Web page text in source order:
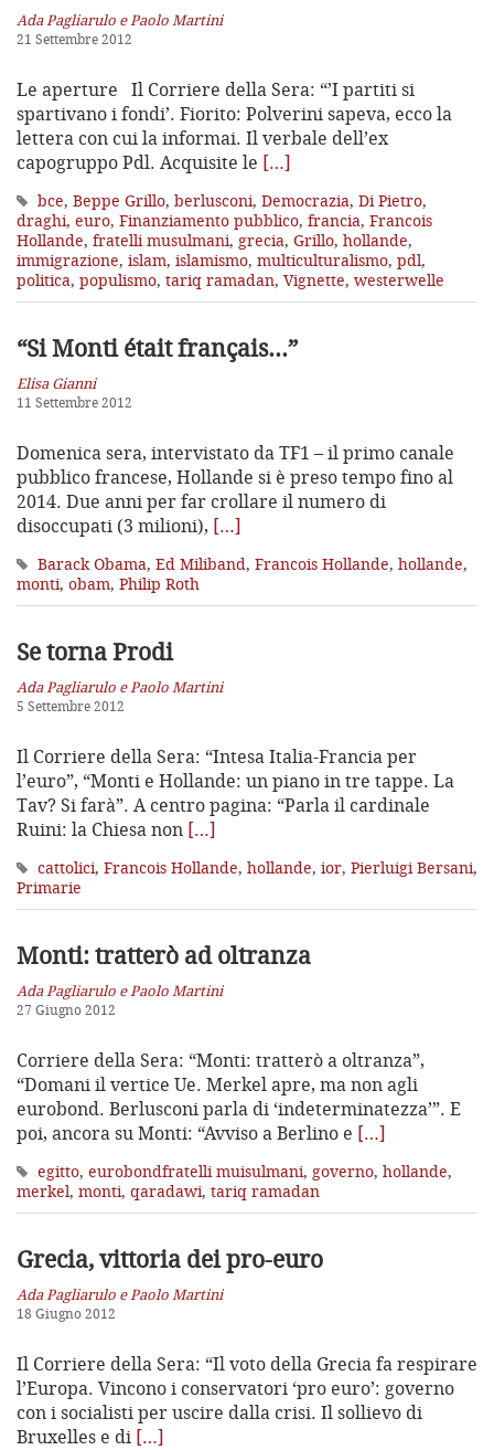
Ada Pagliarulo e Paolo Martini
21 Settembre 2012
Le aperture Il Corriere della Sera: “’I partiti si
spartivano i fondi’. Fiorito: Polverini sapeva, ecco la
lettera con cui la informai. Il verbale dell’ex
capogruppo Pdl. Acquisite le […]
bce, Beppe Grillo, berlusconi, Democrazia, Di Pietro,
draghi, euro, Finanziamento pubblico, francia, Francois
Hollande, fratelli musulmani, grecia, Grillo, hollande,
immigrazione, islam, islamismo, multiculturalismo, pdl,
politica, populismo, tariq ramadan, Vignette, westerwelle
“Si Monti était français…”
Elisa Gianni
11 Settembre 2012
Domenica sera, intervistato da TF1 – il primo canale
pubblico francese, Hollande si è preso tempo fino al
2014. Due anni per far crollare il numero di
disoccupati (3 milioni), […]
Barack Obama, Ed Miliband, Francois Hollande, hollande,
monti, obam, Philip Roth
Se torna Prodi
Ada Pagliarulo e Paolo Martini
5 Settembre 2012
Il Corriere della Sera: “Intesa Italia-Francia per
l’euro”, “Monti e Hollande: un piano in tre tappe. La
Tav? Si farà”. A centro pagina: “Parla il cardinale
Ruini: la Chiesa non […]
cattolici, Francois Hollande, hollande, ior, Pierluigi Bersani,
Primarie
Monti: tratterò ad oltranza
Ada Pagliarulo e Paolo Martini
27 Giugno 2012
Corriere della Sera: “Monti: tratterò a oltranza”,
“Domani il vertice Ue. Merkel apre, ma non agli
eurobond. Berlusconi parla di ‘indeterminatezza’”. E
poi, ancora su Monti: “Avviso a Berlino e […]
egitto, eurobondfratelli muisulmani, governo, hollande,
merkel, monti, qaradawi, tariq ramadan
Grecia, vittoria dei pro-euro
Ada Pagliarulo e Paolo Martini
18 Giugno 2012
Il Corriere della Sera: “Il voto della Grecia fa respirare
l’Europa. Vincono i conservatori ‘pro euro’: governo
con i socialisti per uscire dalla crisi. Il sollievo di
Bruxelles e di […]